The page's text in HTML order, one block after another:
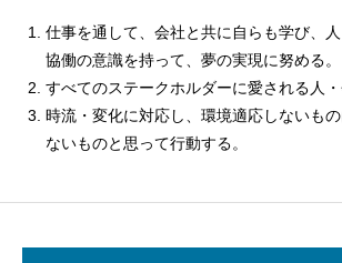
仕事を通して、会社と共に自らも学び、人
協働の意識を持って、夢の実現に努める。
すべてのステークホルダーに愛される人・
時流・変化に対応し、環境適応しないも
ないものと思って行動する。